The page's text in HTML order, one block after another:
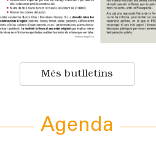
Més butlletins
Agenda